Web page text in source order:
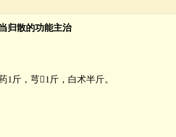
归散的功能主治
1斤，芎1斤，白术半斤。